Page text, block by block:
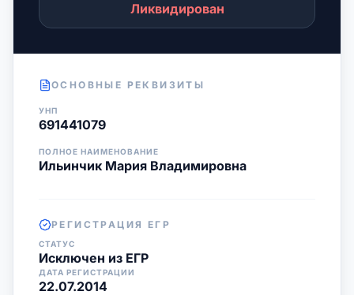
Ликвидирован
ОСНОВНЫЕ РЕКВИЗИТЫ
УНП
691441079
ПОЛНОЕ НАИМЕНОВАНИЕ
Ильинчик Мария Владимировна
РЕГИСТРАЦИЯ ЕГР
СТАТУС
Исключен из ЕГР
ДАТА РЕГИСТРАЦИИ
22.07.2014